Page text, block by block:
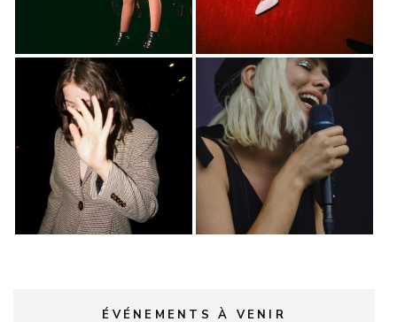
ÉVÉNEMENTS À VENIR